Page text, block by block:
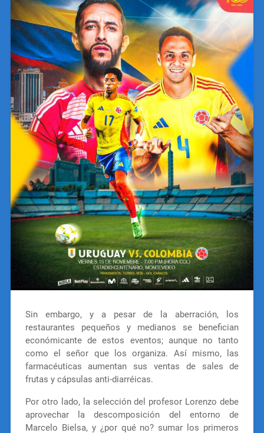
Sin embargo, y a pesar de la aberración, los
restaurantes pequeños y medianos se benefician
económicante de estos eventos; aunque no tanto
como el señor que los organiza. Así mismo, las
farmacéuticas aumentan sus ventas de sales de
frutas y cápsulas anti-diarréicas.
Por otro lado, la selección del profesor Lorenzo debe
aprovechar la descomposición del entorno de
Marcelo Bielsa, y ¿por qué no? sumar los primeros